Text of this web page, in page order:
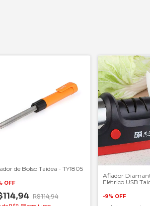
de Bolso Taidea - TY1805
OFF
R$114,94
Afiador
Elétrico USB
-9% OFF